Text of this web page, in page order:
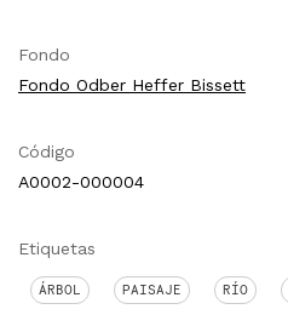
Fondo
Fondo Odber Heffer Bissett
Código
A0002-000004
Etiquetas
ÁRBOL PAISAJE RÍO